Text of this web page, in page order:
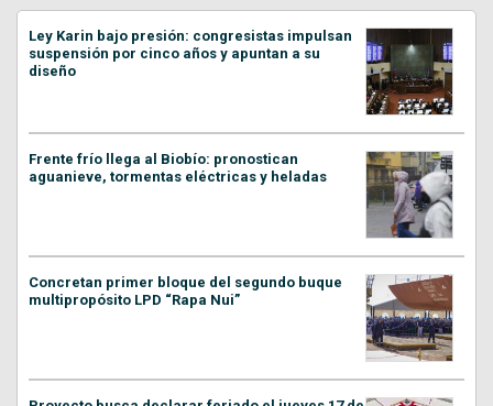
Ley Karin bajo presión: congresistas impulsan
suspensión por cinco años y apuntan a su
diseño
Frente frío llega al Biobío: pronostican
aguanieve, tormentas eléctricas y heladas
Concretan primer bloque del segundo buque
multipropósito LPD “Rapa Nui”